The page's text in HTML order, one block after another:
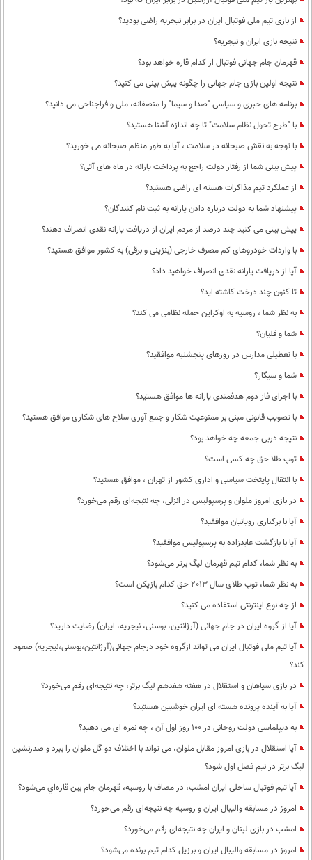
از بازی تیم ملی فوتبال ایران در برابر نیجریه راضی بودید؟
نتیجه بازی ایران و نیجریه؟
قهرمان جام جهانی فوتبال از کدام قاره خواهد بود؟
نتیجه اولین بازی جام جهانی را چگونه پیش بینی می کنید؟
برنامه های خبری و سیاسی "صدا و سیما" را منصفانه، ملی و فراجناحی می دانید؟
با "طرح تحول نظام سلامت"‌ تا چه اندازه آشنا هستید؟
با توجه به نقش صبحانه در سلامت ، آیا به طور منظم صبحانه می خورید؟
پیش بینی شما از رفتار دولت راجع به پرداخت یارانه در ماه های آتی؟
از عملکرد تیم مذاکرات هسته ای راضی هستید؟
پیشنهاد شما به دولت درباره دادن یارانه به ثبت نام کنندگان؟
پیش بینی می کنید چند درصد از مردم ایران از دریافت یارانه نقدی انصراف دهند؟
با واردات خودروهای کم مصرف خارجی (بنزینی و برقی) به کشور موافق هستید؟
آیا از دریافت یارانه نقدی انصراف خواهید داد؟
تا کنون چند درخت کاشته اید؟
به نظر شما ، روسیه به اوکراین حمله نظامی می کند؟
شما و قلیان؟
با تعطیلی مدارس در روزهای پنجشنبه موافقید؟
شما و سیگار؟
با اجرای فاز دوم هدفمندی یارانه ها موافق هستید؟
با تصویب قانونی مبنی بر ممنوعیت شکار و جمع آوری سلاح های شکاری موافق هستید؟
نتیجه دربی جمعه چه خواهد بود؟
توپ طلا حق چه کسی است؟
با انتقال پایتخت سیاسی و اداری کشور از تهران ، موافق هستید؟
در بازی امروز ملوان و پرسپولیس در انزلی، چه نتیجه‌ای رقم می‌خورد؟
آیا با برکناری رویانیان موافقید؟
آیا با بازگشت عابدزاده به پرسپولیس موافقید؟
به نظر شما، کدام تیم قهرمان لیگ برتر می‌شود؟
به نظر شما، توپ طلای سال 2013 حق کدام بازیکن است؟
از چه نوع اینترنتی استفاده می کنید؟
آیا از گروه ایران در جام جهانی (آرژانتین، بوسنی، نیجریه، ایران) رضایت دارید؟
آیا تیم ملی فوتبال ایران می تواند ازگروه خود درجام جهانی(آرژانتین،بوسنی،نیجریه) صعود
کند؟
در بازی سپاهان و استقلال در هفته هفدهم لیگ برتر، چه نتیجه‌ای رقم می‌خورد؟
آیا به آینده پرونده هسته ای ایران خوشبین هستید؟
به دیپلماسی دولت روحانی در 100 روز اول آن ، چه نمره ای می دهید؟
آیا استقلال در بازی امروز مقابل ملوان، می تواند با اختلاف دو گل ملوان را ببرد و صدرنشین
لیگ برتر در نیم فصل اول شود؟
آیا تیم فوتبال ساحلی ایران امشب، در مصاف با روسیه، قهرمان جام بین قاره‌اي می‌شود؟
امروز در مسابقه والیبال ایران و روسیه چه نتیجه‌ای رقم می‌خورد؟
امشب در بازی لبنان و ایران چه نتیجه‌ای رقم می‌خورد؟
امروز در مسابقه والیبال ایران و برزیل کدام تیم برنده می‌شود؟